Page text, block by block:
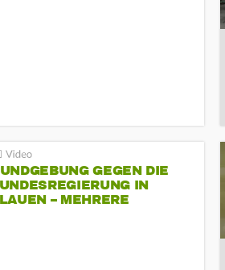
GEGEN DIE
IN
– MEHRERE